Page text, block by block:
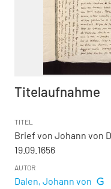
Titelaufnahme
TITEL
Brief von Johann von
19.09.1656
AUTOR
Dalen, Johann von